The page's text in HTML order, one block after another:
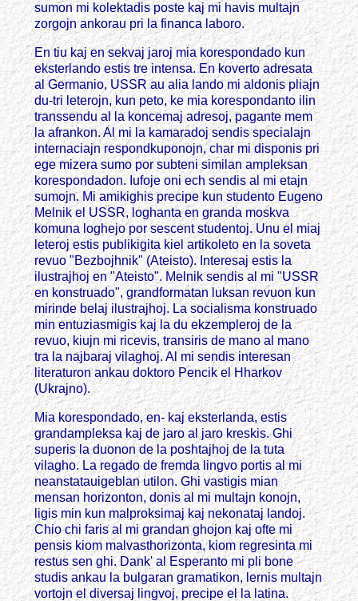
sumon mi kolektadis poste kaj mi havis multajn
zorgojn ankorau pri la financa laboro.
En tiu kaj en sekvaj jaroj mia korespondado kun
eksterlando estis tre intensa. En koverto adresata
al Germanio, USSR au alia lando mi aldonis pliajn
du-tri leterojn, kun peto, ke mia korespondanto ilin
transsendu al la koncemaj adresoj, pagante mem
la afrankon. Al mi la kamaradoj sendis specialajn
internaciajn respondkuponojn, char mi disponis pri
ege mizera sumo por subteni similan ampleksan
korespondadon. Iufoje oni ech sendis al mi etajn
sumojn. Mi amikighis precipe kun studento Eugeno
Melnik el USSR, loghanta en granda moskva
komuna loghejo por sescent studentoj. Unu el miaj
leteroj estis publikigita kiel artikoleto en la soveta
revuo "Bezbojhnik" (Ateisto). Interesaj estis la
ilustrajhoj en "Ateisto". Melnik sendis al mi "USSR
en konstruado", grandformatan luksan revuon kun
mirinde belaj ilustrajhoj. La socialisma konstruado
min entuziasmigis kaj la du ekzempleroj de la
revuo, kiujn mi ricevis, transiris de mano al mano
tra la najbaraj vilaghoj. Al mi sendis interesan
literaturon ankau doktoro Pencik el Hharkov
(Ukrajno).
Mia korespondado, en- kaj eksterlanda, estis
grandampleksa kaj de jaro al jaro kreskis. Ghi
superis la duonon de la poshtajhoj de la tuta
vilagho. La regado de fremda lingvo portis al mi
neanstatauigeblan utilon. Ghi vastigis mian
mensan horizonton, donis al mi multajn konojn,
ligis min kun malproksimaj kaj nekonataj landoj.
Chio chi faris al mi grandan ghojon kaj ofte mi
pensis kiom malvasthorizonta, kiom regresinta mi
restus sen ghi. Dank' al Esperanto mi pli bone
studis ankau la bulgaran gramatikon, lernis multajn
vortojn el diversaj lingvoj, precipe el la latina.